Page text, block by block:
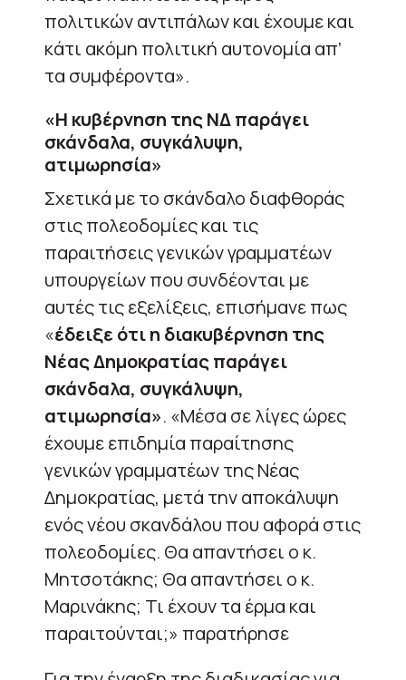
πολιτικών αντιπάλων και έχουμε και
κάτι ακόμη πολιτική αυτονομία απ’
τα συμφέροντα».
«Η κυβέρνηση της ΝΔ παράγει
σκάνδαλα, συγκάλυψη,
ατιμωρησία»
Σχετικά με το σκάνδαλο διαφθοράς
στις πολεοδομίες και τις
παραιτήσεις γενικών γραμματέων
υπουργείων που συνδέονται με
αυτές τις εξελίξεις, επισήμανε πως
«έδειξε ότι η διακυβέρνηση της
Νέας Δημοκρατίας παράγει
σκάνδαλα, συγκάλυψη,
ατιμωρησία». «Μέσα σε λίγες ώρες
έχουμε επιδημία παραίτησης
γενικών γραμματέων της Νέας
Δημοκρατίας, μετά την αποκάλυψη
ενός νέου σκανδάλου που αφορά στις
πολεοδομίες. Θα απαντήσει ο κ.
Μητσοτάκης; Θα απαντήσει ο κ.
Μαρινάκης; Τι έχουν τα έρμα και
παραιτούνται;» παρατήρησε